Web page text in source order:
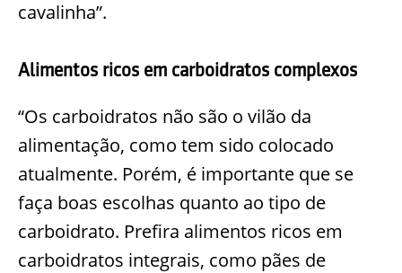
cavalinha”.
Alimentos ricos em carboidratos complexos
“Os carboidratos não são o vilão da
alimentação, como tem sido colocado
atualmente. Porém, é importante que se
faça boas escolhas quanto ao tipo de
carboidrato. Prefira alimentos ricos em
carboidratos integrais, como pães de